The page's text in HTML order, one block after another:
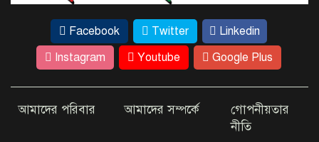
কবরস্থানের মাটি ভরাট ও মেরামতের
কাজ ।
কক্সবাজারের মহেশখালীর
মাতারবাড়িতে পৌঁছেছেন প্রধানমন্ত্রী
Facebook Twitter
Linkedin
Instagram
Youtube Google Plus
আমাদের পরিবার আমাদের সম্পর্কে
গোপনীয়তার
নীতি